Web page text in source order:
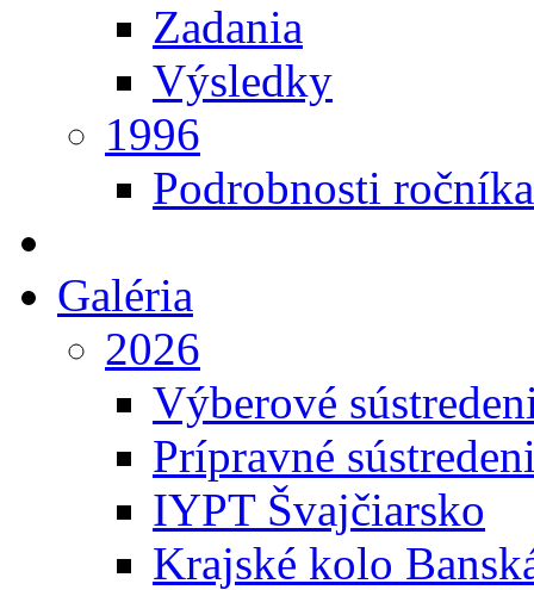
Zadania
Výsledky
1996
Podrobnosti ročníka
Galéria
2026
Výberové
Prípravné
IYPT Švajčiarsko
Krajské kolo